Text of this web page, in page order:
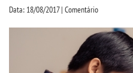
Data: 18/08/2017 | Comentário